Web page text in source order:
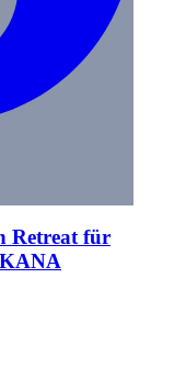
Retreat für